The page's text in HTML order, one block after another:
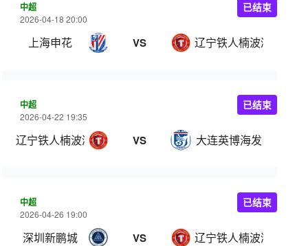
中超
2026-04-18 20:00
上海申花 VS 辽宁铁人楠波湾
已结束
中超
2026-04-22 19:35
辽宁铁人楠波湾 VS 大连英博海发
已结束
中超
2026-04-26 19:00
深圳新鹏城 VS 辽宁铁人楠波湾
已结束